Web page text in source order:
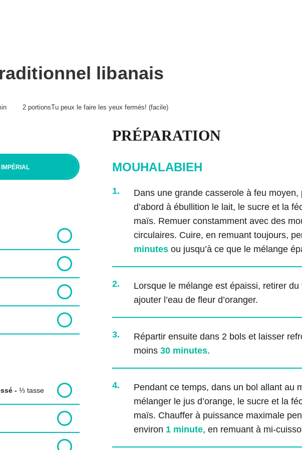
Articles Aliments Balados
libanais
2 portionsTu peux le faire les yeux fermés! (facile)
IMPÉRIAL
- ⅓ tasse
PRÉPARATION
MOUHALABIEH
1.
Dans une grande casserole à feu moyen,
d’abord à ébullition le lait, le sucre et la
maïs. Remuer constamment avec des
circulaires. Cuire, en remuant toujours,
minutes ou jusqu’à ce que le mélange
2.
Lorsque le mélange est épaissi, retirer du
ajouter l’eau de fleur d’oranger.
3.
Répartir ensuite dans 2 bols et laisser
moins30 minutes.
4.
Pendant ce temps, dans un bol allant au
mélanger le jus d’orange, le sucre et la
maïs. Chauffer à puissance maximale
environ 1 minute, en remuant à mi-
d’utilisation